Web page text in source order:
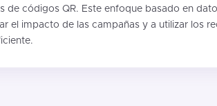
de códigos QR. Este enfoque basado en
el impacto de las campañas y a utilizar los